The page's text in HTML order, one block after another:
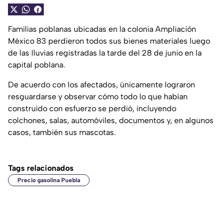
Familias poblanas ubicadas en la colonia Ampliación
México 83 perdieron todos sus bienes materiales luego
de las lluvias registradas la tarde del 28 de junio en la
capital poblana.
De acuerdo con los afectados, únicamente lograron
resguardarse y observar cómo todo lo que habían
construido con esfuerzo se perdió, incluyendo
colchones, salas, automóviles, documentos y, en algunos
casos, también sus mascotas.
Tags relacionados
Precio gasolina Puebla